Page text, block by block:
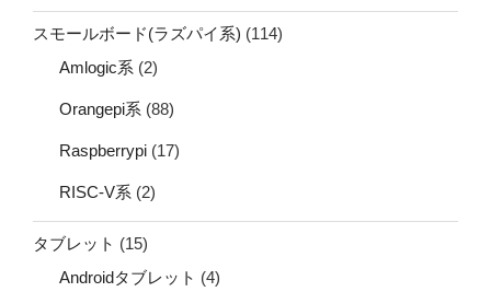
スモールボード(ラズパイ系) (114)
Amlogic系 (2)
Orangepi系 (88)
Raspberrypi (17)
RISC-V系 (2)
タブレット (15)
Androidタブレット (4)